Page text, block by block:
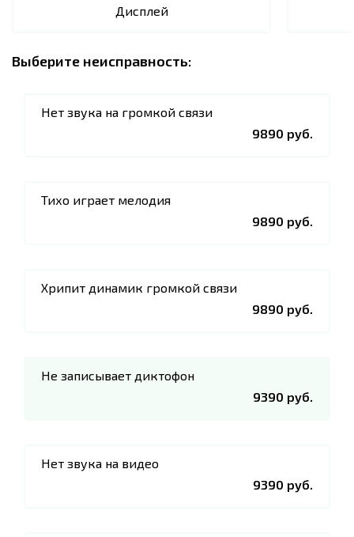
Дисплей
Выберите неисправность:
Нет звука на громкой связи
9890 руб.
Тихо играет мелодия
9890 руб.
Хрипит динамик громкой связи
9890 руб.
Не записывает диктофон
9390 руб.
Нет звука на видео
9390 руб.